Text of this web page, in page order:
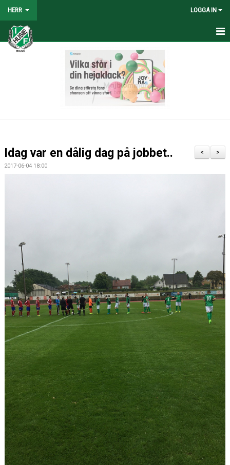
HERR LOGGA IN
HEM
MATCHER
>
<
Idag var en dålig dag på jobbet..
2017-06-04 18:00